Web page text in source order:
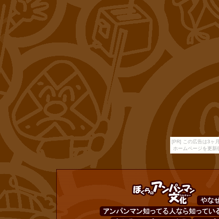
[PR] この広告は3ヶ
ホームページを更